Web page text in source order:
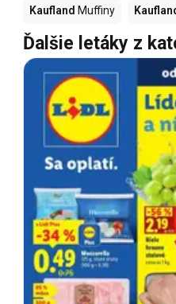
Kaufland Muffiny
Ďalšie letáky z